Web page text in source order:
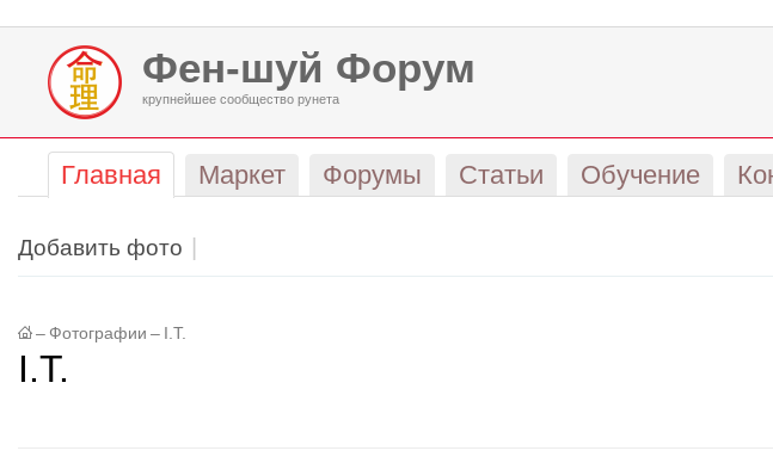
Фен-шуй Форум
крупнейшее сообщество рунета
Главная Маркет Форумы Статьи Обучение
Добавить фото
– Фотографии – I.T.
I.T.